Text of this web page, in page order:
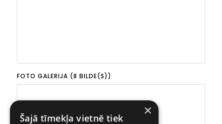
FOTO GALERIJA (8 BILDE(S))
×
Šajā tīmekļa vietnē tiek